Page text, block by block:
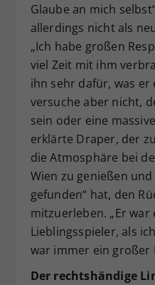
Glaube an mich
allerdings nicht als
„Ich habe großen
viel Zeit mit ihm
ihn sehr dafür, was er
versuche aber nicht,
sein oder eine
erklärte Draper, der
die Atmosphäre bei
Wien zu genießen
gefunden“ hat, den
mitzuerleben. „Er
Lieblingsspieler, als
war immer ein großer
Der rechtshändige